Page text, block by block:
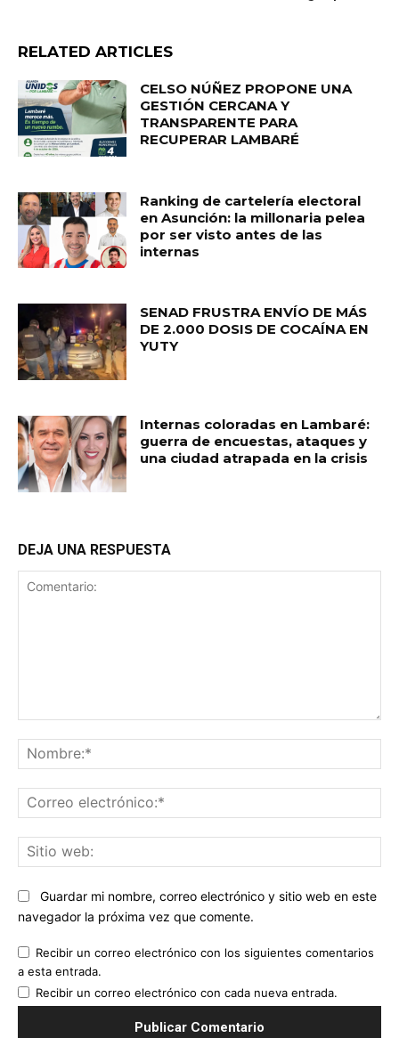
RELATED ARTICLES
CELSO NÚÑEZ PROPONE UNA
GESTIÓN CERCANA Y
TRANSPARENTE PARA
RECUPERAR LAMBARÉ
Ranking de cartelería electoral
en Asunción: la millonaria pelea
por ser visto antes de las
internas
SENAD FRUSTRA ENVÍO DE MÁS
DE 2.000 DOSIS DE COCAÍNA EN
YUTY
Internas coloradas en Lambaré:
guerra de encuestas, ataques y
una ciudad atrapada en la crisis
DEJA UNA RESPUESTA
Guardar mi nombre, correo electrónico y sitio web en este
navegador la próxima vez que comente.
Recibir un correo electrónico con los siguientes comentarios
a esta entrada.
Recibir un correo electrónico con cada nueva entrada.